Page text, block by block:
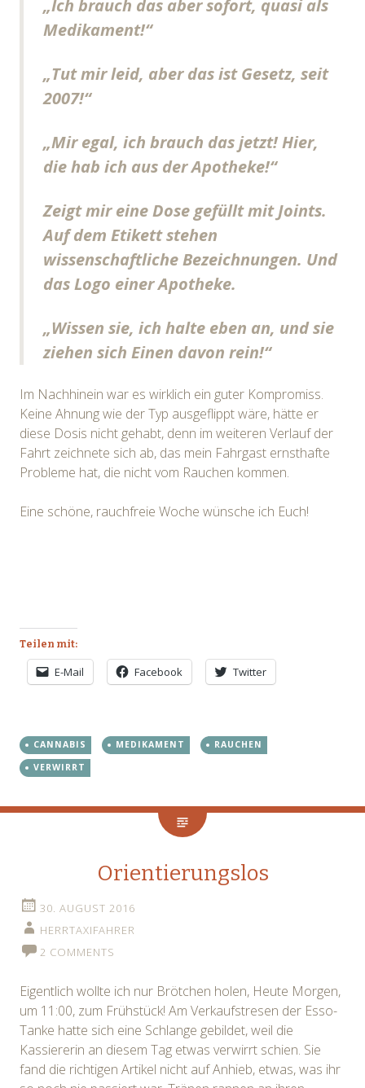
„Ich brauch das aber sofort, quasi als
Medikament!“
„Tut mir leid, aber das ist Gesetz, seit
2007!“
„Mir egal, ich brauch das jetzt! Hier,
die hab ich aus der Apotheke!“
Zeigt mir eine Dose gefüllt mit Joints.
Auf dem Etikett stehen
wissenschaftliche Bezeichnungen. Und
das Logo einer Apotheke.
„Wissen sie, ich halte eben an, und sie
ziehen sich Einen davon rein!“
Im Nachhinein war es wirklich ein guter Kompromiss.
Keine Ahnung wie der Typ ausgeflippt wäre, hätte er
diese Dosis nicht gehabt, denn im weiteren Verlauf der
Fahrt zeichnete sich ab, das mein Fahrgast ernsthafte
Probleme hat, die nicht vom Rauchen kommen.
Eine schöne, rauchfreie Woche wünsche ich Euch!
Teilen mit:
E-Mail Facebook Twitter
CANNABIS MEDIKAMENT
RAUCHEN
VERWIRRT
Orientierungslos
30. AUGUST 2016
HERRTAXIFAHRER
2 COMMENTS
Eigentlich wollte ich nur Brötchen holen, Heute Morgen,
um 11:00, zum Frühstück! Am Verkaufstresen der Esso-
Tanke hatte sich eine Schlange gebildet, weil die
Kassiererin an diesem Tag etwas verwirrt schien. Sie
fand die richtigen Artikel nicht auf Anhieb, etwas, was ihr